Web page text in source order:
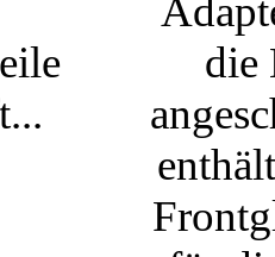
die